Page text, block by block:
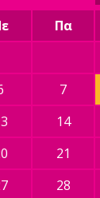
Πα
7
14
21
28